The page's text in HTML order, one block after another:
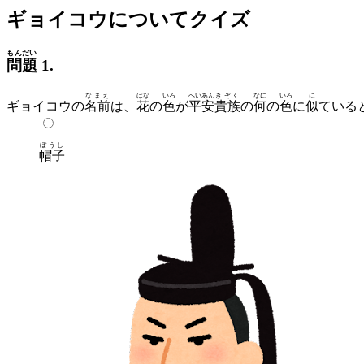
ギョイコウについてクイズ
問題
もんだい
1.
ギョイコウの名前
なまえ
は、 花
はな
の色
いろ
が平安
へいあん
貴族
きぞく
の何
なに
の色
いろ
に似
に
ている
帽子
ぼうし